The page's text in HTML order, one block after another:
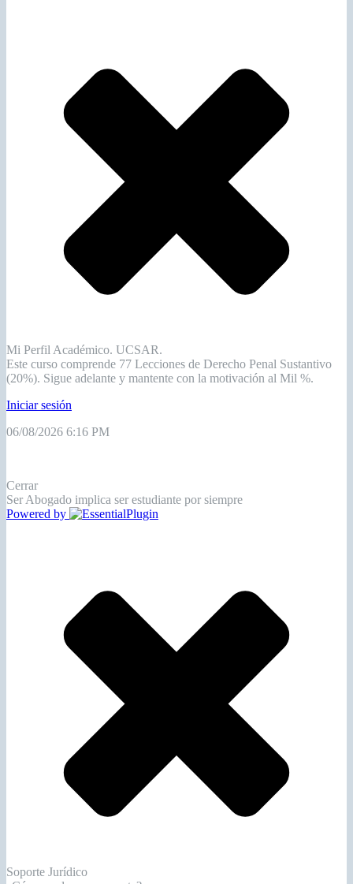
Mi Perfil Académico. UCSAR.
Este curso comprende 77 Lecciones de Derecho Penal Sustantivo
(20%). Sigue adelante y mantente con la motivación al Mil %.
Iniciar sesión
06/08/2026 6:16 PM
Cerrar
Ser Abogado implica ser estudiante por siempre
Powered by
Soporte Jurídico